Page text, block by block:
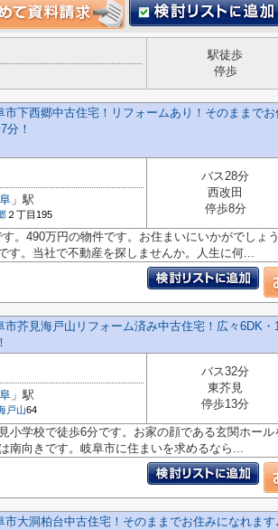
駅徒歩
停歩
市下西郷中古住宅！リフォームあり！そのままで
分！
」駅
２丁目195
バス28分
西改田
停歩8分
。490万円の物件です。お住まいにいかがでしょ
す。当社で不動産を探しませんか。人生に何...
市芥見海戸山リフォーム済み中古住宅！広々6DK
」駅
戸山64
バス32分
東芥見
停歩13分
小学校で徒歩6分です。お家の顔である玄関ホー
南向きです。岐阜市に住まいを求めるなら...
市大洞柏台中古住宅！そのままでお住みになれます